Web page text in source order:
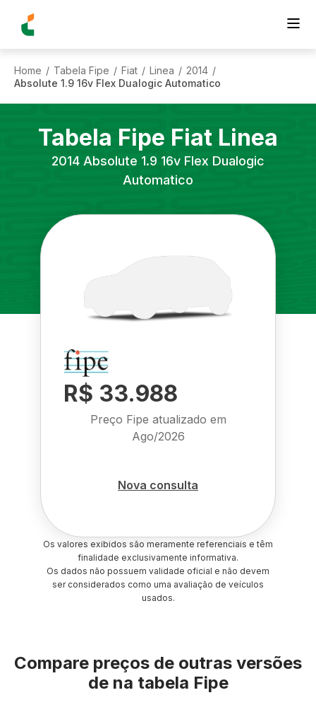
Home / Tabela Fipe / Fiat / Linea / 2014 /
Absolute 1.9 16v Flex Dualogic Automatico
Tabela Fipe Fiat Linea
2014 Absolute 1.9 16v Flex Dualogic
Automatico
R$ 33.988
Preço Fipe atualizado em
Ago/2026
Nova consulta
Os valores exibidos são meramente referenciais e têm
finalidade exclusivamente informativa.
Os dados não possuem validade oficial e não devem
ser considerados como uma avaliação de veículos
usados.
Compare preços de outras versões
de na tabela Fipe